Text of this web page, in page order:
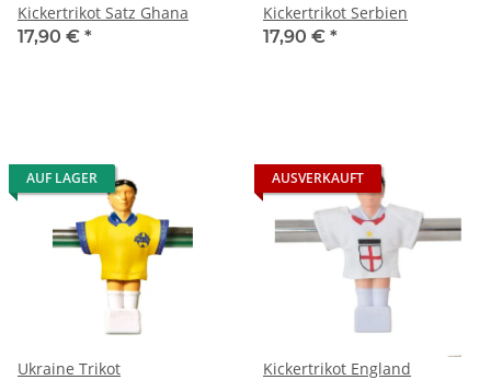
Kickertrikot Satz Ghana
17,90 € *
Kickertrikot Serbien
17,90 € *
AUF LAGER
Ukraine Trikot
AUSVERKAUFT
Kickertrikot England